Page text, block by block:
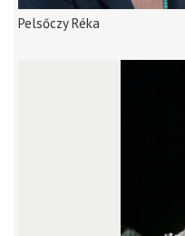
Pelsőczy Réka